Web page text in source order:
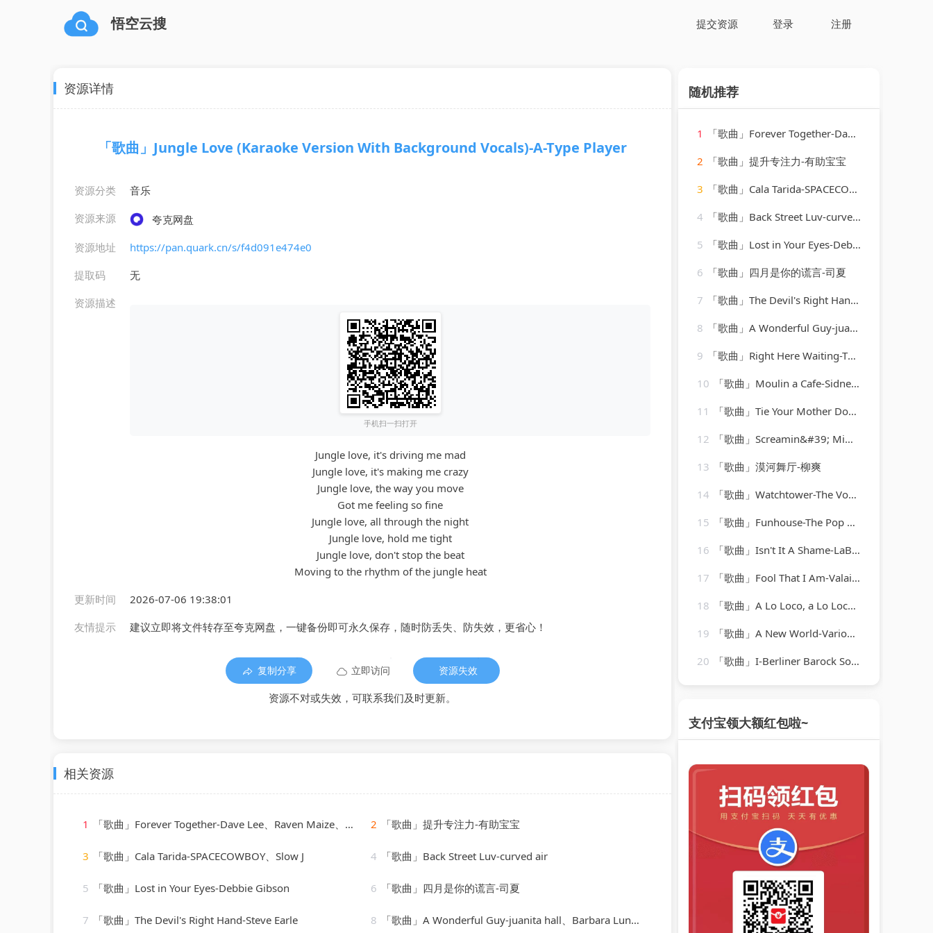
悟空云搜 提交资源 登录 注册
资源详情
「歌曲」Jungle Love (Karaoke Version With Background Vocals)-A-Type Player
资源分类
音乐
资源来源
夸克网盘
资源地址
https://pan.quark.cn/s/f4d091e474e0
提取码
无
资源描述
手机扫一扫打开
Jungle love, it's driving me mad
Jungle love, it's making me crazy
Jungle love, the way you move
Got me feeling so fine
Jungle love, all through the night
Jungle love, hold me tight
Jungle love, don't stop the beat
Moving to the rhythm of the jungle heat
更新时间
2026-07-06 19:38:01
友情提示
建议立即将文件转存至夸克网盘，一键备份即可永久保存，随时防丢失、防失效，更省心！
复制分享 立即访问 资源失效
资源不对或失效，可联系我们及时更新。
相关资源
1 「歌曲」Forever Together-Dave Lee、Raven Maize、Cassimm 2 「歌曲」提升专注力-有助宝宝
3 「歌曲」Cala Tarida-SPACECOWBOY、Slow J 4 「歌曲」Back Street Luv-curved air
5 「歌曲」Lost in Your Eyes-Debbie Gibson 6 「歌曲」四月是你的谎言-司夏
7 「歌曲」The Devil's Right Hand-Steve Earle 8 「歌曲」A Wonderful Guy-juanita hall、Barbara Luna、ezio pinza、william tabbert
随机推荐
1
「歌曲」Forever Together-Dave Lee、Raven Maize、Cassimm
2
「歌曲」提升专注力-有助宝宝
3
「歌曲」Cala Tarida-SPACECOWBOY、Slow J
4
「歌曲」Back Street Luv-curved air
5
「歌曲」Lost in Your Eyes-Debbie Gibson
6
「歌曲」四月是你的谎言-司夏
7
「歌曲」The Devil's Right Hand-Steve Earle
8
「歌曲」A Wonderful Guy-juanita hall、Barbara Luna、ezio pinza、william tabbert
9
「歌曲」Right Here Waiting-The 80's Hits
10
「歌曲」Moulin a Cafe-Sidney Bechet
11
「歌曲」Tie Your Mother Down-A-Type Player
12
「歌曲」Screamin&#39; Mimi Jeannie-Mickey Hawks
13
「歌曲」漠河舞厅-柳爽
14
「歌曲」Watchtower-The Vocal Masters
15
「歌曲」Funhouse-The Pop Heroes
16
「歌曲」Isn't It A Shame-LaBelle
17
「歌曲」Fool That I Am-Valaida Snow
18
「歌曲」A Lo Loco, a Lo Loco-Trio Guadalajara
19
「歌曲」A New World-Various Artists
20
「歌曲」I-Berliner Barock Solisten
支付宝领大额红包啦~